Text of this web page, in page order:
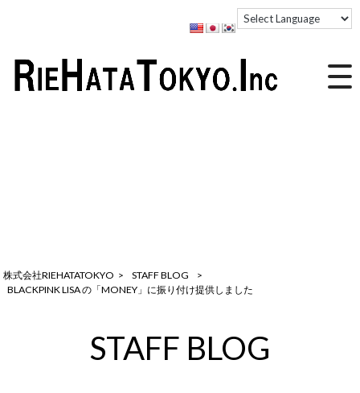
株式会社RIEHATATOKYO > STAFF BLOG
>
BLACKPINK LISA の「MONEY」に振り付け提供しました
STAFF BLOG